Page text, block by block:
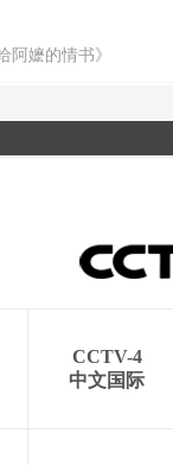
阿嬷的情书》
CCTV-4
中文国际